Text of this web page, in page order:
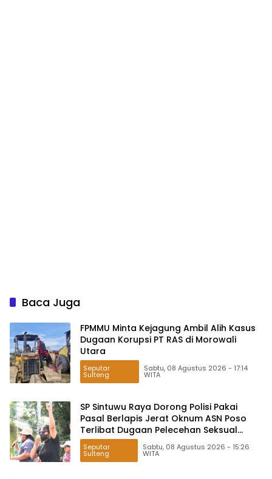
Baca Juga
FPMMU Minta Kejagung Ambil Alih Kasus
Dugaan Korupsi PT RAS di Morowali
Utara
Seputar
Sulteng
Sabtu, 08 Agustus 2026 - 17:14
WITA
SP Sintuwu Raya Dorong Polisi Pakai
Pasal Berlapis Jerat Oknum ASN Poso
Terlibat Dugaan Pelecehan Seksual
Kakak Beradik
Seputar
Sulteng
Sabtu, 08 Agustus 2026 - 15:26
WITA